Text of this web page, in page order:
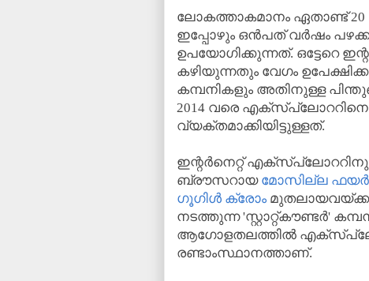
ലോകത്താകമാനം ഏതാണ്ട് 20
ഇപ്പോഴും ഒന്‍പത് വര്‍ഷം
ഉപയോഗിക്കുന്നത്. ഒട്ടേറെ
കഴിയുന്നതും വേഗം
കമ്പനികളും അതിനുള്ള
2014 വരെ
വ്യക്തമാക്കിയിട്ടുള്ളത്.
ഇന്റര്‍നെറ്റ്
ബ്രൗസറായമോസില്ല
ഗൂഗിള്‍ ക്രോം
നടത്തുന്ന 'സ്റ്റാറ്റ്കൗണ്ടര്‍'
ആഗോളതലത്തില്‍
രണ്ടാംസ്ഥാനത്താണ്.